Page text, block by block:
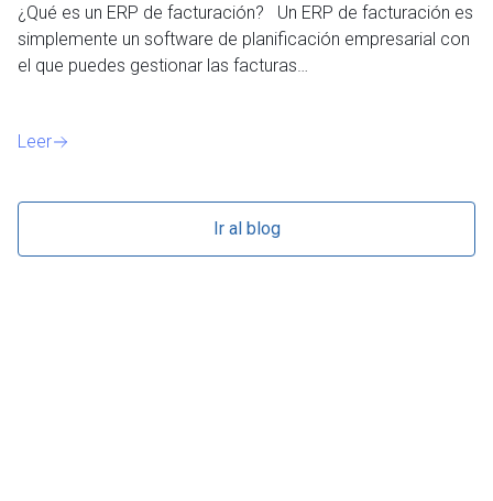
¿Qué es un ERP de facturación? Un ERP de facturación es
simplemente un software de planificación empresarial con
el que puedes gestionar las facturas…
Leer
Ir al blog